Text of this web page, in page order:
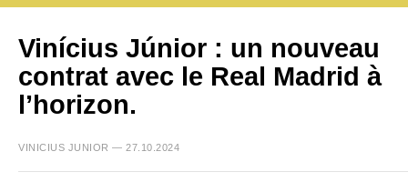
Vinícius Júnior : un nouveau
contrat avec le Real Madrid à
l’horizon.
VINICIUS JUNIOR — 27.10.2024